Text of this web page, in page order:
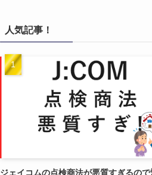
人気記事！
ジェイコムの点検商法が悪質すぎるの